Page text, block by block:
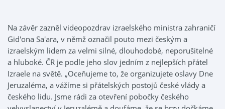
Na závěr zazněl videopozdrav izraelského ministra zahraničí
Gid'ona Sa'ara, v němž označil pouto mezi českým a
izraelským lidem za velmi silné, dlouhodobé, neporušitelné
a hluboké. ČR je podle jeho slov jedním z nejlepších přátel
Izraele na světě. „Oceňujeme to, že organizujete oslavy Dne
Jeruzaléma, a vážíme si přátelských postojů české vlády a
českého lidu. Jsme rádi za otevření pobočky českého